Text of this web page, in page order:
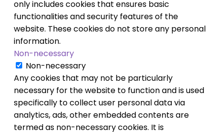
only includes cookies that ensures basic
functionalities and security features of the
website. These cookies do not store any personal
information.
Non-necessary
Non-necessary
Any cookies that may not be particularly
necessary for the website to function and is used
specifically to collect user personal data via
analytics, ads, other embedded contents are
termed as non-necessary cookies. It is